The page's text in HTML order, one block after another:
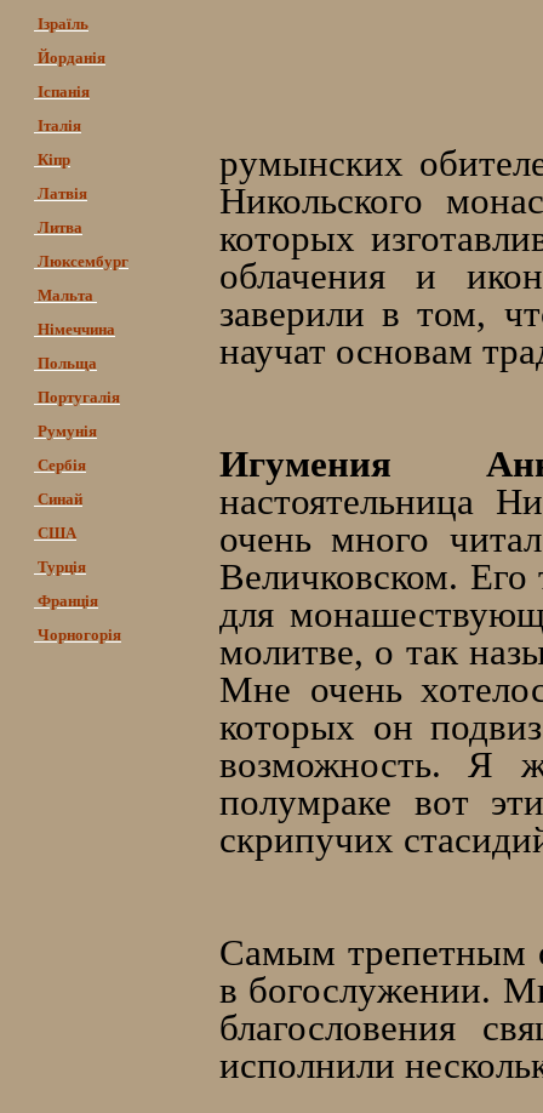
Ізраїль
Йорданія
Іспанія
Італія
Кіпр
Латвія
Литва
Люксембург
Мальта
Німеччина
Польща
Португалія
Румунія
Сербія
Синай
США
Турція
Франція
Чорногорія
румынских
Никольского
которых
облачения и
заверили в том,
научат основам
Игумения
настоятельница
очень много
Величковском.
для
молитве, о так
Мне очень
которых он
возможность. Я
полумраке вот
скрипучих
Самым трепетным
в богослужении.
благословения
исполнили